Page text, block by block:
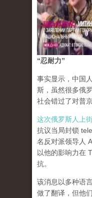
“忍耐力”
事实显示，中国
斯，虽然很多俄
社会错过了对普
这次俄罗斯人上
抗议当局封锁
名反对派领导人
以他的影响力在
抗。
该消息以多种语
做了翻译，但他